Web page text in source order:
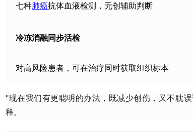
七种肺癌抗体血液检测，无创辅助判断
​冷冻消融同步活检​
对高风险患者，可在治疗同时获取组织标本
"现在我们有更聪明的办法，既减少创伤，又不耽
释。